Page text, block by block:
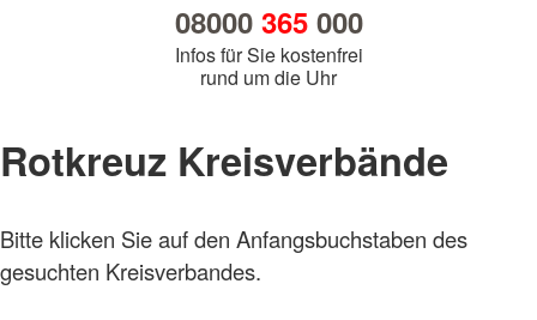
08000 365000
Infos für Sie kostenfrei
rund um die Uhr
Rotkreuz Kreisverbände
Bitte klicken Sie auf den Anfangsbuchstaben des
gesuchten Kreisverbandes.